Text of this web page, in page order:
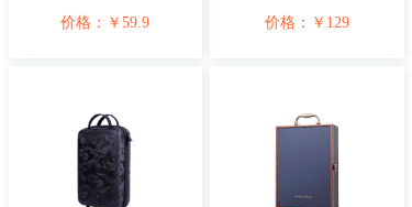
价格： ￥59.9 价格： ￥ 129